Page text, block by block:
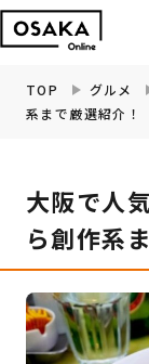
観光
イベ
ビュ
TOP グルメ
系まで厳選紹介！
大阪で人
ら創作系